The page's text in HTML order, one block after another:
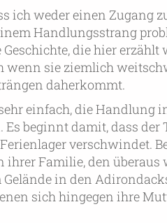
ich weder einen Zugang
Handlungsstrang
die hier
wenn sie ziemlich
daherkommt.
einfach, die Handlung
beginnt damit, dass der
verschwindet.
ihrer Familie, den überaus
in den
sich hingegen ihre